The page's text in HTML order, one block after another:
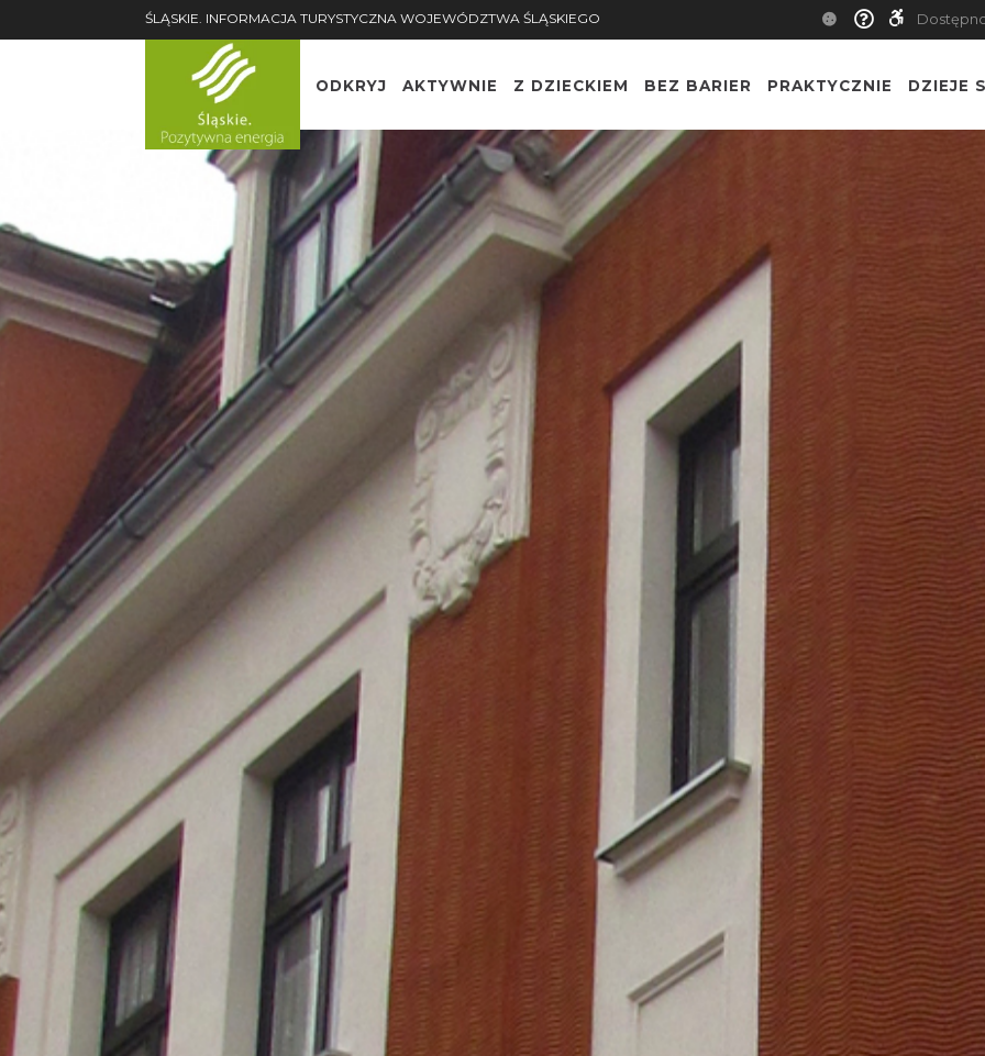
ŚLĄSKIE. INFORMACJA TURYSTYCZNA WOJEWÓDZTWA ŚLĄSKIEGO
ODKRYJ AKTYWNIE Z DZIECKIEM BEZ BARIER PRAKTYCZNIE DZIEJE